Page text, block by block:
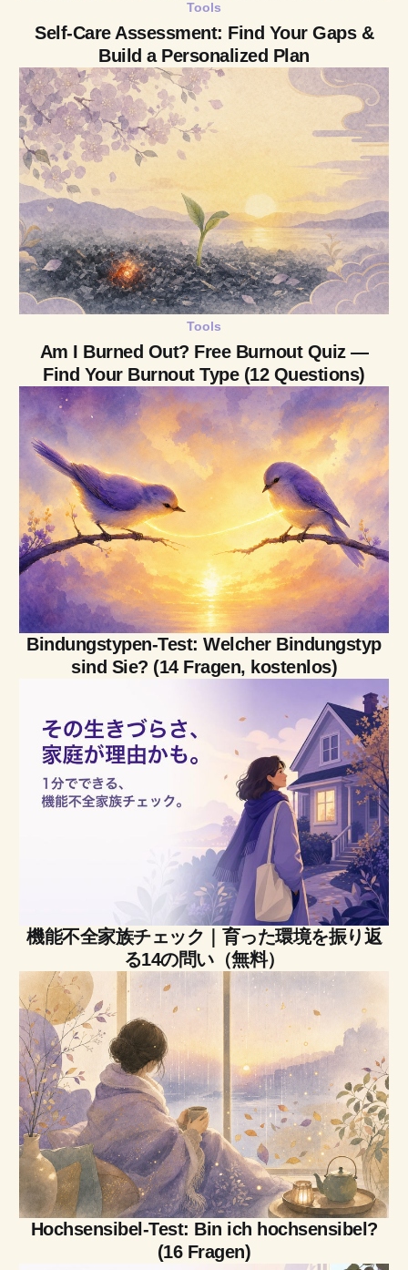
Tools
Self-Care Assessment: Find Your Gaps &
Build a Personalized Plan
Tools
Am I Burned Out? Free Burnout Quiz —
Find Your Burnout Type (12 Questions)
Bindungstypen-Test: Welcher Bindungstyp
sind Sie? (14 Fragen, kostenlos)
機能不全家族チェック｜育った環境を振り返
る14の問い（無料）
Hochsensibel-Test: Bin ich hochsensibel?
(16 Fragen)